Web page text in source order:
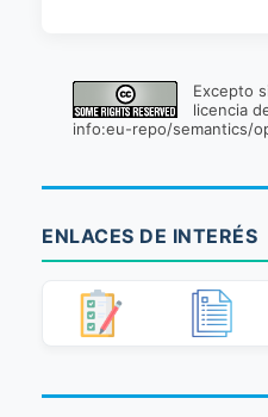
Excepto
licencia
info:eu-repo/semantics/
ENLACES DE INTERÉS